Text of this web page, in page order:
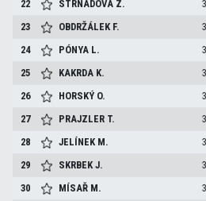
22
STRNADOVÁ Z.
23
OBDRŽÁLEK F.
24
PÓNYA L.
25
KAKRDA K.
26
HORSKÝ O.
27
PRAJZLER T.
28
JELÍNEK M.
29
SKRBEKJ.
30
MÍSAŘ M.